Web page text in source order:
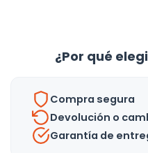
Hoco
¿Por qué
Compra segura
Devolución o
Garantía de